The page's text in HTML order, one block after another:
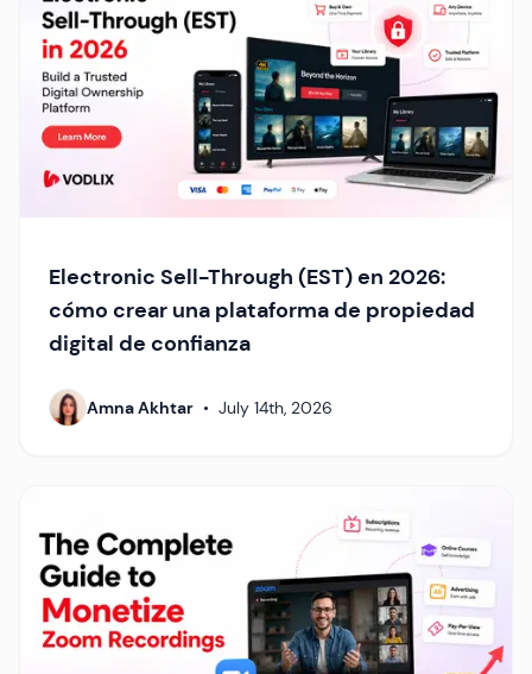
Electronic Sell-Through (EST) en 2026:
cómo crear una plataforma de propiedad
digital de confianza
Amna Akhtar • July 14th, 2026